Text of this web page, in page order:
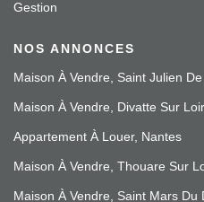
Gestion
NOS ANNONCES
Maison À Vendre, Saint Julien
Maison À Vendre, Divatte Sur
Appartement À Louer, Nantes
Maison À Vendre, Thouare Sur
Maison À Vendre, Saint Mars Du